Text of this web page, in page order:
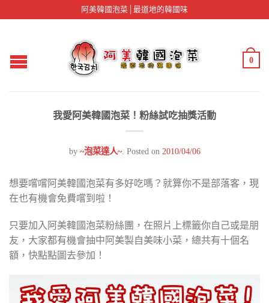
阿美韓國泡菜│最道地的韓國味
0
我愛阿美韓國泡菜！粉絲試吃抽獎活動
by ~泡菜達人~. Posted on 2010/04/06
想要嚐嚐阿美韓國泡菜有多好吃嗎？就算你不是部落客，現
在也有機會免費嚐到啦！
只要加入阿美韓國泡菜粉絲團，在照片上標籤你自己或是朋
友，大家都有機會抽中阿美製自美味小菜，總共有十個名
額，快點點圖去參加！